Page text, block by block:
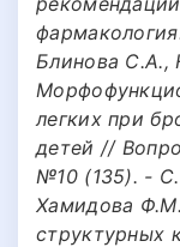
Блинова С.А.,
легких при
детей //
№10 (135). -
Хамидова
структурных